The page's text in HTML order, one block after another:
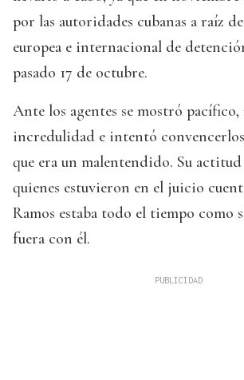
por las autoridades cubanas a raíz
europea e internacional de
pasado 17 de octubre.
Ante los agentes se mostró
incredulidad e intentó
que era un malentendido. Su
quienes estuvieron en el juicio
Ramos estaba todo el tiempo como
fuera con él.